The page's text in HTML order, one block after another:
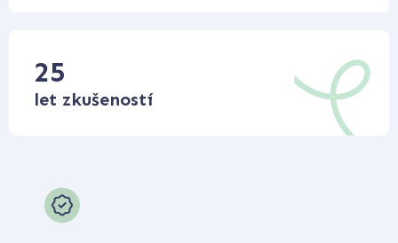
25
let zkušeností